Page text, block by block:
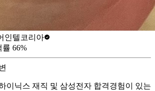
인텔코리아
률 66%
이닉스 재직 및 삼성전자 합격경험이 있는